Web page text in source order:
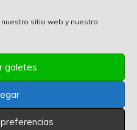
sitio web y nuestro
galetes